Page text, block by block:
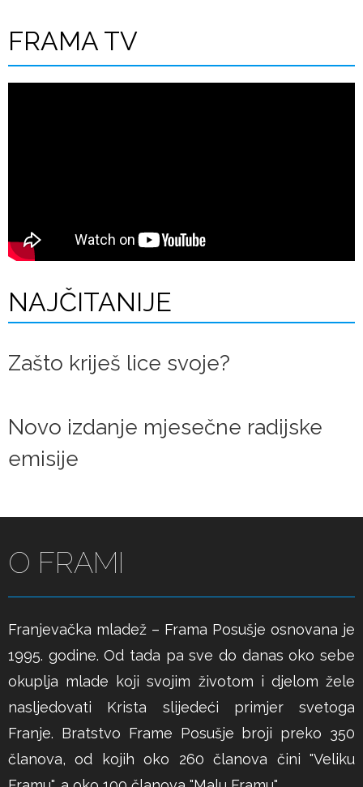
FRAMA TV
NAJČITANIJE
Zašto kriješ lice svoje?
Novo izdanje mjesečne radijske
emisije
O FRAMI
Franjevačka mladež – Frama Posušje osnovana je
1995. godine. Od tada pa sve do danas oko sebe
okuplja mlade koji svojim životom i djelom žele
nasljedovati Krista slijedeći primjer svetoga
Franje. Bratstvo Frame Posušje broji preko 350
članova, od kojih oko 260 članova čini "Veliku